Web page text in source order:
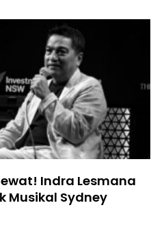
Indra Lesmana
Musikal Sydney